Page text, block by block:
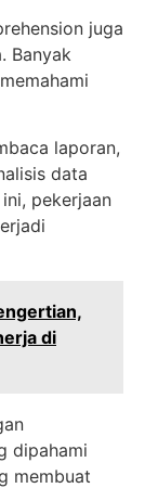
juga
Banyak
laporan,
data
pekerjaan
di
dipahami
membuat